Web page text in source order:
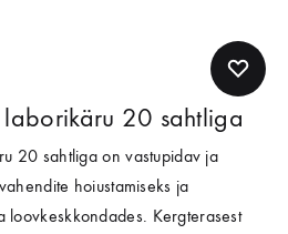
20 sahtliga
20 sahtliga on vastupidav ja
hoiustamiseks ja
loovkeskkondades. Kergterasest